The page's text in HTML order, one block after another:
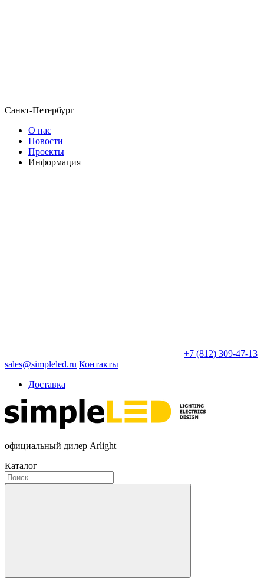
Санкт-Петербург
О нас
Новости
Проекты
Информация
+7 (812) 309-47-13
sales@simpleled.ru Контакты
Доставка
официальный дилер Arlight
Каталог